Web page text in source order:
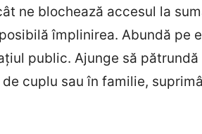
ne blochează accesul la
împlinirea. Abundă pe
public. Ajunge să
cuplu sau în familie,